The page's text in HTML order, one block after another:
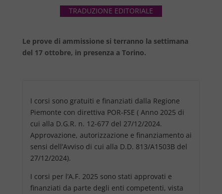
TRADUZIONE EDITORIALE
Le prove di ammissione si terranno la settimana
del 17 ottobre, in presenza a Torino.
I corsi sono gratuiti e finanziati dalla Regione
Piemonte con direttiva POR-FSE ( Anno 2025 di
cui alla D.G.R. n. 12-677 del 27/12/2024.
Approvazione, autorizzazione e finanziamento ai
sensi dell’Avviso di cui alla D.D. 813/A1503B del
27/12/2024).
I corsi per l’A.F. 2025 sono stati approvati e
finanziati da parte degli enti competenti, vista